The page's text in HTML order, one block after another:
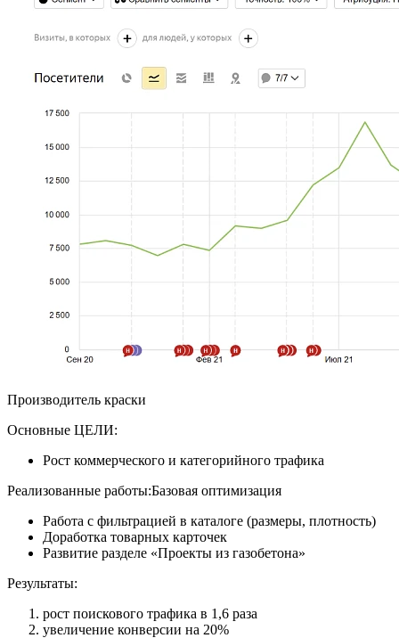
Производитель краски
Основные ЦЕЛИ:
Рост коммерческого и категорийного трафика
Реализованные работы:Базовая оптимизация
Работа с фильтрацией в каталоге (размеры, плотность)
Доработка товарных карточек
Развитие разделе «Проекты из газобетона»
Результаты:
рост поискового трафика в 1,6 раза
увеличение конверсии на 20%